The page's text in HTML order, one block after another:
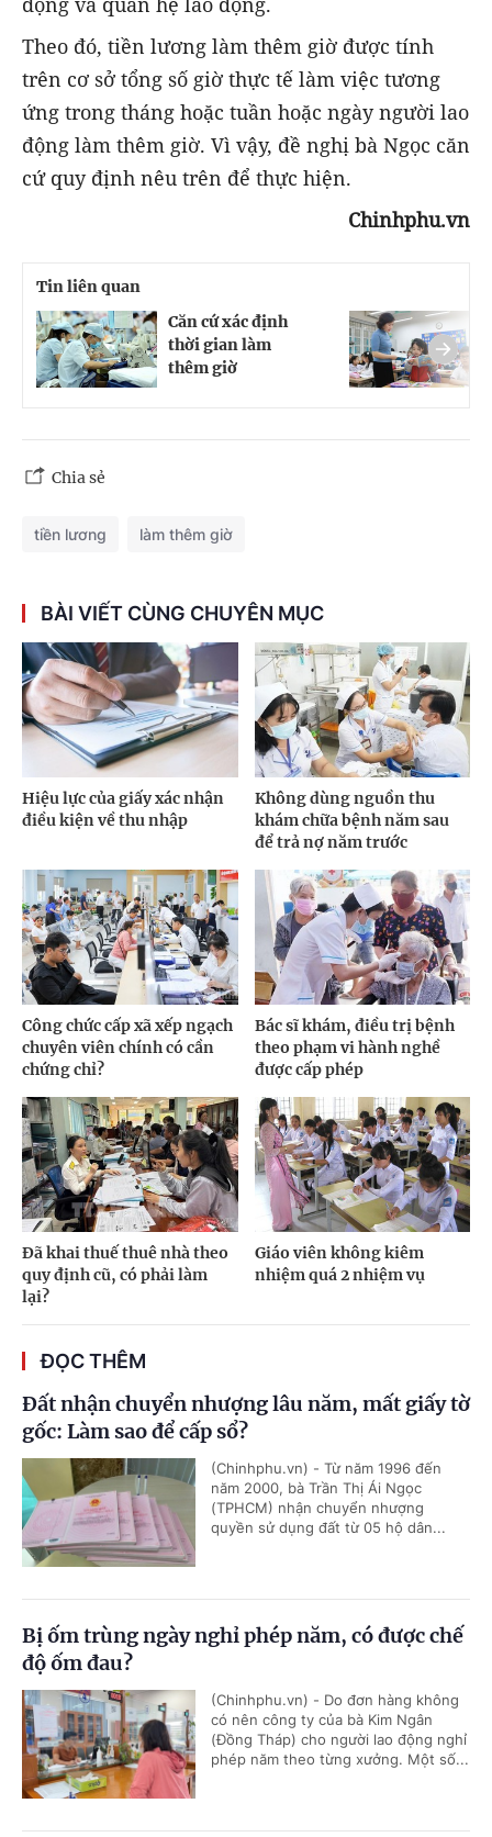
Theo đó, tiền lương làm thêm giờ được tính
trên cơ sở tổng số giờ thực tế làm việc tương
ứng trong tháng hoặc tuần hoặc ngày người lao
động làm thêm giờ. Vì vậy, đề nghị bà Ngọc căn
cứ quy định nêu trên để thực hiện.
Chinhphu.vn
Tin liên quan
Căn cứ xác định
thời gian làm
thêm giờ
Chia sẻ
tiền lương làm thêm giờ
BÀI VIẾT CÙNG CHUYÊN MỤC
Hiệu lực của giấy xác nhận
điều kiện về thu nhập
Không dùng nguồn thu
khám chữa bệnh năm sau
để trả nợ năm trước
Công chức cấp xã xếp ngạch
chuyên viên chính có cần
chứng chỉ?
Bác sĩ khám, điều trị bệnh
theo phạm vi hành nghề
được cấp phép
Đã khai thuế thuê nhà theo
quy định cũ, có phải làm
lại?
Giáo viên không kiêm
nhiệm quá 2 nhiệm vụ
ĐỌC THÊM
Đất nhận chuyển nhượng lâu năm, mất giấy tờ
gốc: Làm sao để cấp sổ?
(Chinhphu.vn) - Từ năm 1996 đến
năm 2000, bà Trần Thị Ái Ngọc
(TPHCM) nhận chuyển nhượng
quyền sử dụng đất từ 05 hộ dân...
Bị ốm trùng ngày nghỉ phép năm, có được chế
độ ốm đau?
(Chinhphu.vn) - Do đơn hàng không
có nên công ty của bà Kim Ngân
(Đồng Tháp) cho người lao động nghỉ
phép năm theo từng xưởng. Một số...